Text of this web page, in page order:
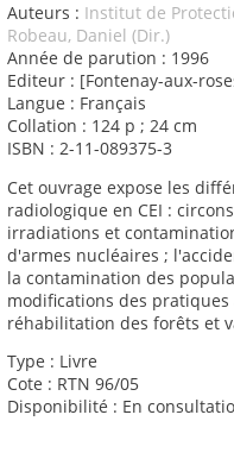
Auteurs : Institut de
Robeau, Daniel (Dir.)
Année de parution : 1996
Editeur : [Fontenay-aux-
Langue : Français
Collation : 124 p ; 24 cm
ISBN : 2-11-089375-3
Cet ouvrage expose les
radiologique en CEI :
irradiations et
d'armes nucléaires ;
la contamination des
modifications des
réhabilitation des forêts et
Type : Livre
Cote : RTN 96/05
Disponibilité : En